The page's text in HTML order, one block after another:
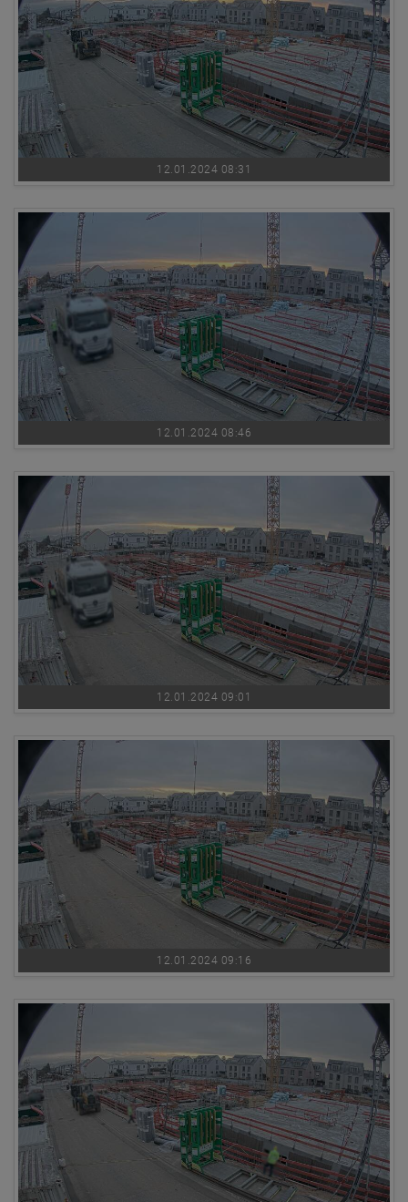
12.01.2024 08:31
12.01.2024 08:46
12.01.2024 09:01
12.01.2024 09:16